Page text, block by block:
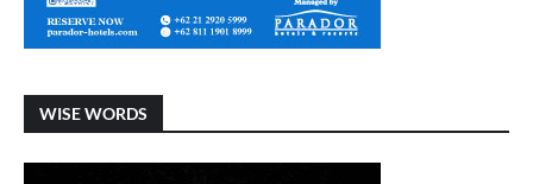
WISE WORDS